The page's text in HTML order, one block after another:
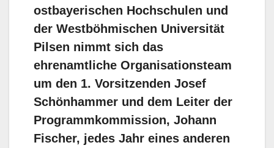
ostbayerischen Hochschulen und
der Westböhmischen Universität
Pilsen nimmt sich das
ehrenamtliche Organisationsteam
um den 1. Vorsitzenden Josef
Schönhammer und dem Leiter der
Programmkommission, Johann
Fischer, jedes Jahr eines anderen